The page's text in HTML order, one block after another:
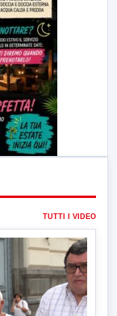
TUTTI I VIDEO